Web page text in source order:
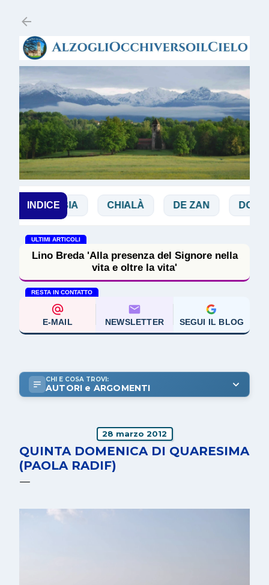
INDICE
BIBBIA CHIALÀ DE ZAN DOGLIO
ULTIMI ARTICOLI
Lino Breda 'Alla presenza del Signore nella
vita e oltre la vita'
RESTA IN CONTATTO
E-MAIL NEWSLETTER SEGUI IL BLOG
CHI E COSA TROVI:
AUTORI e ARGOMENTI
28 marzo 2012
QUINTA DOMENICA DI QUARESIMA
(PAOLA RADIF)